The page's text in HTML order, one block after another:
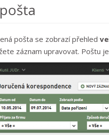
pošta se zobrazí přehled
záznam upravovat. Poštu